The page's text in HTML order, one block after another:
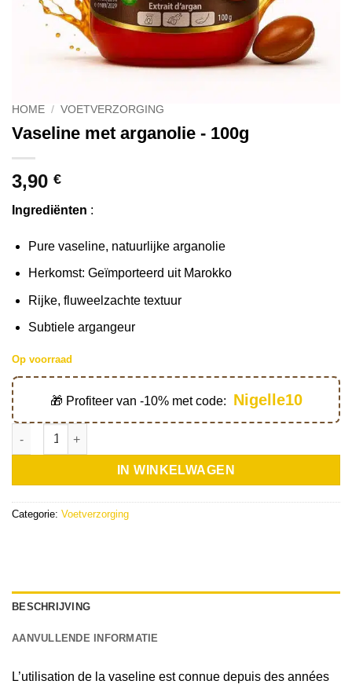
HOME / VOETVERZORGING
Vaseline met arganolie - 100g
3,90 €
Ingrediënten :
Pure vaseline, natuurlijke arganolie
Herkomst: Geïmporteerd uit Marokko
Rijke, fluweelzachte textuur
Subtiele argangeur
Op voorraad
🎁 Profiteer van -10% met code: Nigelle10
Vaseline à l'huile d'argan - 100g aantal
IN WINKELWAGEN
Categorie: Voetverzorging
BESCHRIJVING
AANVULLENDE INFORMATIE
L’utilisation de la vaseline est connue depuis des années